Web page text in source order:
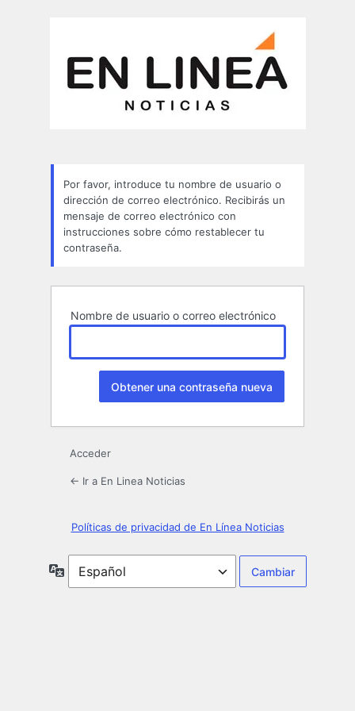
Por favor, introduce tu nombre de usuario o
dirección de correo electrónico. Recibirás un
mensaje de correo electrónico con
instrucciones sobre cómo restablecer tu
contraseña.
Nombre de usuario o correo electrónico
Acceder
← Ir a En Linea Noticias
Políticas de privacidad de En Línea Noticias
Idioma